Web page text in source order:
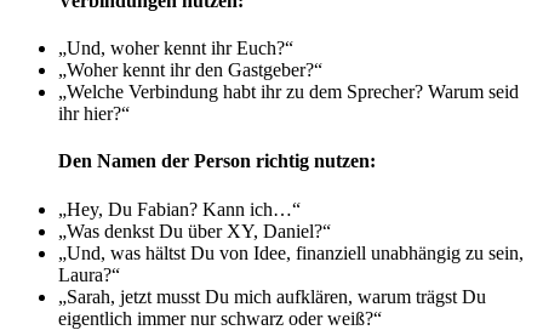
„Und, woher kennt ihr Euch?“
„Woher kennt ihr den Gastgeber?“
„Welche Verbindung habt ihr zu dem Sprecher? Warum seid
ihr hier?“
Den Namen der Person richtig nutzen:
„Hey, Du Fabian? Kann ich…“
„Was denkst Du über XY, Daniel?“
„Und, was hältst Du von Idee, finanziell unabhängig zu sein,
Laura?“
„Sarah, jetzt musst Du mich aufklären, warum trägst Du
eigentlich immer nur schwarz oder weiß?“